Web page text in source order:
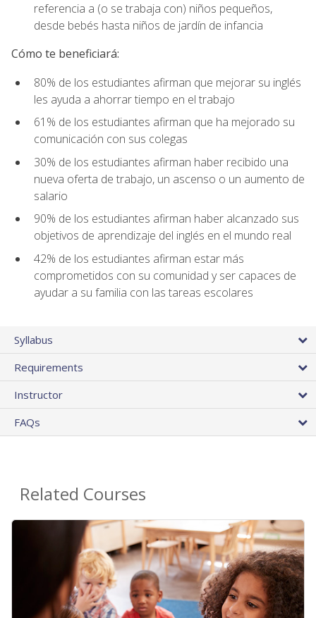
referencia a (o se trabaja con) niños pequeños,
desde bebés hasta niños de jardín de infancia
Cómo te beneficiará:
80% de los estudiantes afirman que mejorar su inglés
les ayuda a ahorrar tiempo en el trabajo
61% de los estudiantes afirman que ha mejorado su
comunicación con sus colegas
30% de los estudiantes afirman haber recibido una
nueva oferta de trabajo, un ascenso o un aumento de
salario
90% de los estudiantes afirman haber alcanzado sus
objetivos de aprendizaje del inglés en el mundo real
42% de los estudiantes afirman estar más
comprometidos con su comunidad y ser capaces de
ayudar a su familia con las tareas escolares
Syllabus
Requirements
Instructor
FAQs
Related Courses